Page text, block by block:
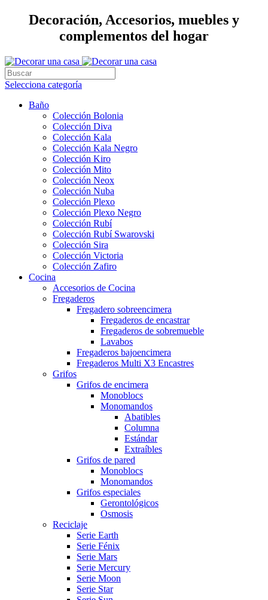
Decoración, Accesorios, muebles y
complementos del hogar
Selecciona categoría
Baño
Colección Bolonia
Colección Diva
Colección Kala
Colección Kala Negro
Colección Kiro
Colección Mito
Colección Neox
Colección Nuba
Colección Plexo
Colección Plexo Negro
Colección Rubí
Colección Rubí Swarovski
Colección Sira
Colección Victoria
Colección Zafiro
Cocina
Accesorios de Cocina
Fregaderos
Fregadero sobreencimera
Fregaderos de encastrar
Fregaderos de sobremueble
Lavabos
Fregaderos bajoencimera
Fregaderos Multi X3 Encastres
Grifos
Grifos de encimera
Monoblocs
Monomandos
Abatibles
Columna
Estándar
Extraíbles
Grifos de pared
Monoblocs
Monomandos
Grifos especiales
Gerontológicos
Osmosis
Reciclaje
Serie Earth
Serie Fénix
Serie Mars
Serie Mercury
Serie Moon
Serie Star